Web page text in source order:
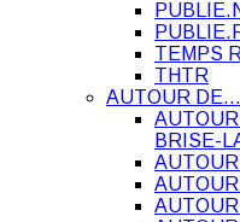
TEMPS
THTR
AUTOUR DE…
BRISE-